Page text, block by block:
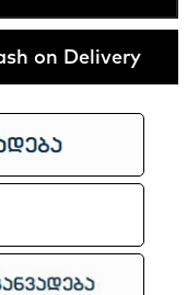
on Delivery